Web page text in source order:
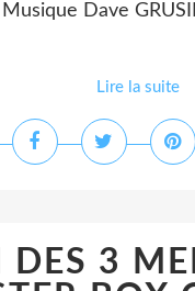
Musique Dave
Lire la suite
3